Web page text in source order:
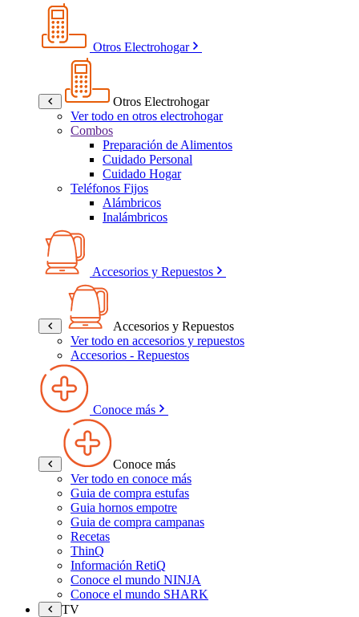
Otros Electrohogar
Otros Electrohogar
Ver todo en otros electrohogar
Combos
Preparación de Alimentos
Cuidado Personal
Cuidado Hogar
Teléfonos Fijos
Alámbricos
Inalámbricos
Accesorios y Repuestos
Accesorios y Repuestos
Ver todo en accesorios y repuestos
Accesorios - Repuestos
Conoce más
Conoce más
Ver todo en conoce más
Guia de compra estufas
Guia hornos empotre
Guia de compra campanas
Recetas
ThinQ
Información RetiQ
Conoce el mundo NINJA
Conoce el mundo SHARK
TV